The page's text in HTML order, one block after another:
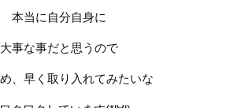
本当に自分自身に
大事な事だと思うので
、早く取り入れてみたいな